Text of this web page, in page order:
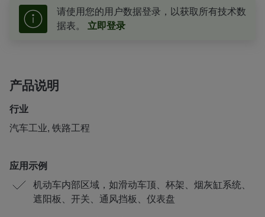
请使用您的用户数据登录，以获取所有技术数
据表。 立即登录
产品说明
行业
汽车工业, 铁路工程
应用示例
机动车内部区域，如滑动车顶、杯架、烟灰缸系统、
遮阳板、开关、通风挡板、仪表盘